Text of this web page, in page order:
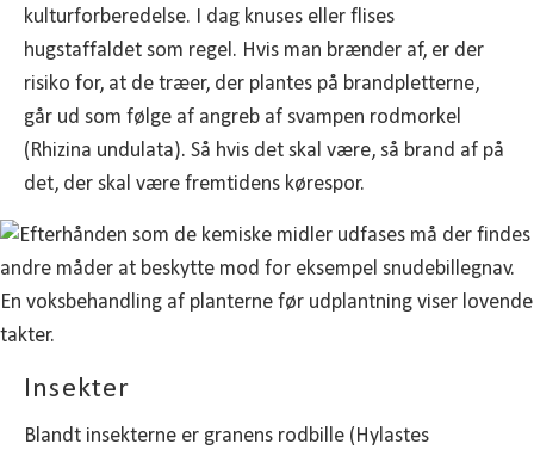
kulturforberedelse. I dag knuses eller flises
hugstaffaldet som regel. Hvis man brænder af, er der
risiko for, at de træer, der plantes på brandpletterne,
går ud som følge af angreb af svampen rodmorkel
(Rhizina undulata). Så hvis det skal være, så brand af på
det, der skal være fremtidens kørespor.
Insekter
Blandt insekterne er granens rodbille (Hylastes